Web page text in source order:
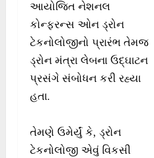
આયોજિત નેશનલ
કોન્ફરન્સ ઓન ડ્રોન
ટેકનોલોજીનો પ્રારંભ તેમજ
ડ્રોન મંત્રા લેબના ઉદ્ઘાટન
પ્રસંગે સંબોધન કરી રહ્યા
હતા.
તેમણે ઉમેર્યું કે, ડ્રોન
ટેકનોલોજી એવું વિકસી